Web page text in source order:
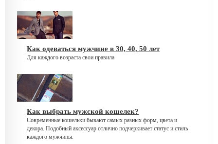
Как одеваться мужчине в 30, 40, 50 лет
Для каждого возраста свои правила
Как выбрать мужской кошелек?
Современные кошельки бывают самых разных форм, цвета и
декора. Подобный аксессуар отлично подчеркивает статус и стиль
каждого мужчины.